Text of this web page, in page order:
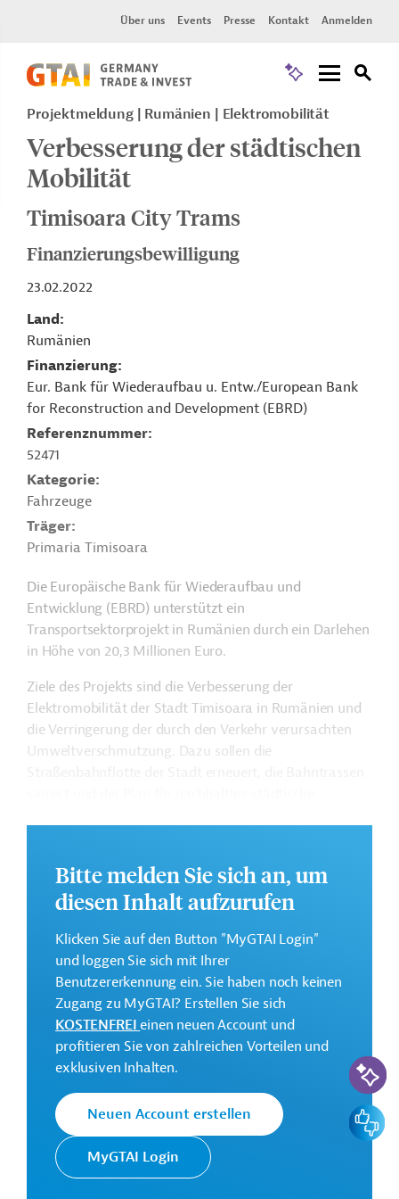
Über uns Events Presse Kontakt Anmelden
Projektmeldung Rumänien Elektromobilität
Verbesserung der städtischen
Mobilität
Timisoara City Trams
Finanzierungsbewilligung
23.02.2022
Land
Rumänien
Finanzierung
Eur. Bank für Wiederaufbau u. Entw./European Bank
for Reconstruction and Development (EBRD)
Referenznummer
52471
Kategorie
Fahrzeuge
Träger
Primaria Timisoara
Die Europäische Bank für Wiederaufbau und
Entwicklung (EBRD) unterstützt ein
Transportsektorprojekt in Rumänien durch ein Darlehen
in Höhe von 20,3 Millionen Euro.
Ziele des Projekts sind die Verbesserung der
Elektromobilität der Stadt Timisoara in Rumänien und
die Verringerung der durch den Verkehr verursachten
Umweltverschmutzung. Dazu sollen die
Entwicklungsprojekt finden Sie auf derWebseite der
EBRD.
86,7 Millionen Euro
Geberbeitrag:
20,3 Millionen Euro (Darlehen)
Kontaktadressen
Europäische
Bank für
Wiederaufbau
Investitionsvorhaben in
Mitteleuropa, Zentralasien und im
Bitte melden Sie sich an, um
diesen Inhalt aufzurufen
Klicken Sie auf den Button "MyGTAI Login"
und loggen Sie sich mit Ihrer
Benutzererkennung ein. Sie haben noch keinen
Zugang zu MyGTAI? Erstellen Sie sich
KOSTENFREIeinen neuen Account und
profitieren Sie von zahlreichen Vorteilen und
exklusiven Inhalten.
Neuen Account erstellen
MyGTAI Login
KI-